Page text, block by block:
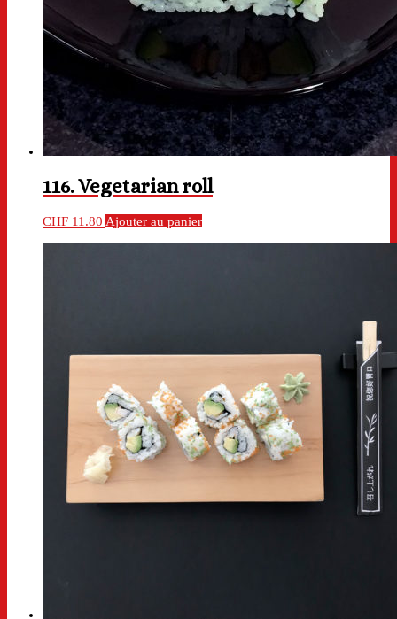
116. Vegetarian roll
CHF 11.80 Ajouter au panier